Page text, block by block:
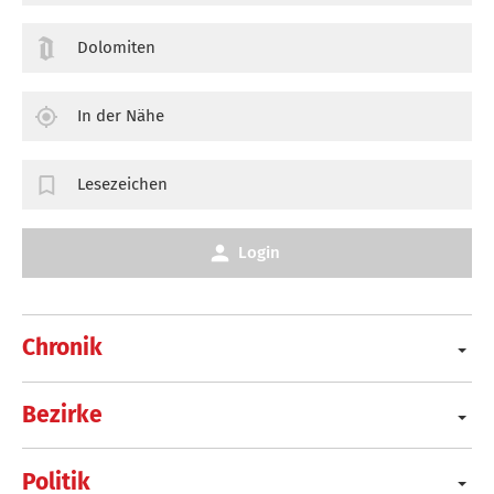
Chronik
Bezirke
Politik
Dolomiten
In der Nähe
Lesezeichen
Login